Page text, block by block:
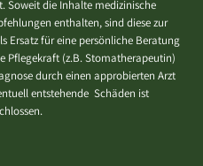
Soweit die Inhalte medizinische
enthalten, sind diese zur
Ersatz für eine persönliche Beratung
Pflegekraft (z.B. Stomatherapeutin)
durch einen approbierten Arzt
entstehende Schäden ist